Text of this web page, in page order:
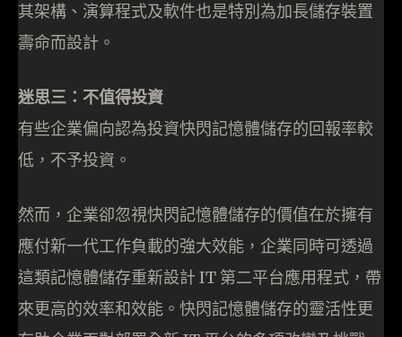
其架構、演算程式及軟件也是特別為加長儲存裝置
壽命而設計。
迷思三：不值得投資
有些企業偏向認為投資快閃記憶體儲存的回報率較
低，不予投資。
然而，企業卻忽視快閃記憶體儲存的價值在於擁有
應付新一代工作負載的強大效能，企業同時可透過
這類記憶體儲存重新設計 IT 第二平台應用程式，帶
來更高的效率和效能。快閃記憶體儲存的靈活性更